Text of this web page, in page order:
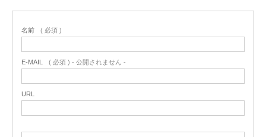
名前 ( 必須 )
E-MAIL ( 必須 ) - 公開されません -
URL